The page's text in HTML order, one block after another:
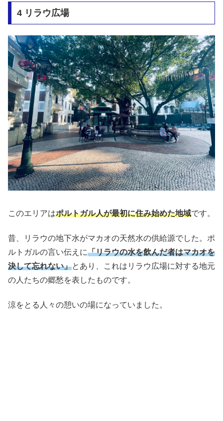
4 リラウ広場
このエリアはポルトガル人が最初に住み始めた地域です。
昔、リラウの地下水がマカオの天然水の供給源でした。ポ
ルトガルの言い伝えに「リラウの水を飲んだ者はマカオを
決して忘れない」とあり、これはリラウ広場に対する地元
の人たちの郷愁を表したものです。
涼をとる人々の憩いの場になっていました。